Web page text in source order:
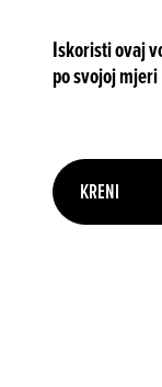
Iskoristi ovaj
po svojoj mjeri
KRENI